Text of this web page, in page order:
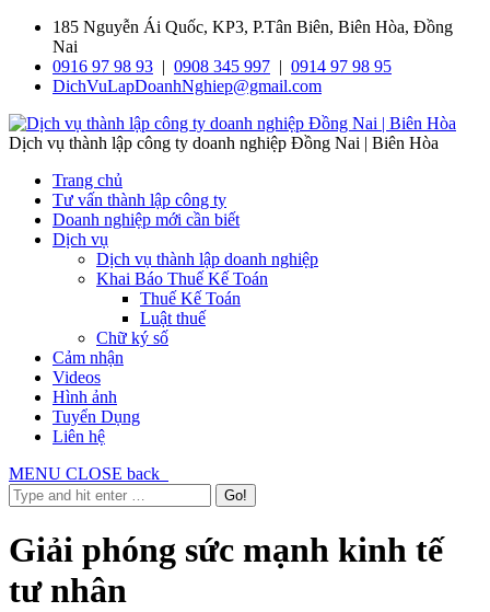
185 Nguyễn Ái Quốc, KP3, P.Tân Biên, Biên Hòa, Đồng
Nai
0916 97 98 93 | 0908 345 997 | 0914 97 98 95
DichVuLapDoanhNghiep@gmail.com
Dịch vụ thành lập công ty doanh nghiệp Đồng Nai | Biên Hòa
Trang chủ
Tư vấn thành lập công ty
Doanh nghiệp mới cần biết
Dịch vụ
Dịch vụ thành lập doanh nghiệp
Khai Báo Thuế Kế Toán
Thuế Kế Toán
Luật thuế
Chữ ký số
Cảm nhận
Videos
Hình ảnh
Tuyển Dụng
Liên hệ
MENU CLOSE back
Giải phóng sức mạnh kinh tế
tư nhân